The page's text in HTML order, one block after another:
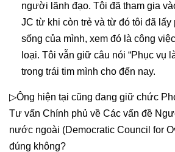
người lãnh đạo. Tôi đã tham gia
JC từ khi còn trẻ và từ đó tôi đã lấy
sống của mình, xem đó là công
loại. Tôi vẫn giữ câu nói “Phục vụ
trong trái tim mình cho đến nay.
▷Ông hiện tại cũng đang giữ chức
Tư vấn Chính phủ về Các vấn đề
nước ngoài (Democratic Council for
đúng không?